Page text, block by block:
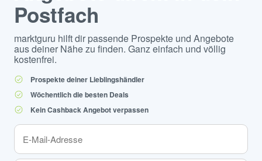
Postfach
marktguru hilft dir passende Prospekte und Angebote
aus deiner Nähe zu finden. Ganz einfach und völlig
kostenfrei.
Prospekte deiner Lieblingshändler
Wöchentlich die besten Deals
Kein Cashback Angebot verpassen